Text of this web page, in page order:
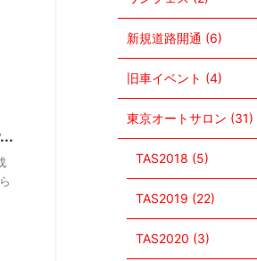
新規道路開通 (6)
旧車イベント (4)
東京オートサロン (31)
TAS2018 (5)
TAS2019 (22)
TAS2020 (3)